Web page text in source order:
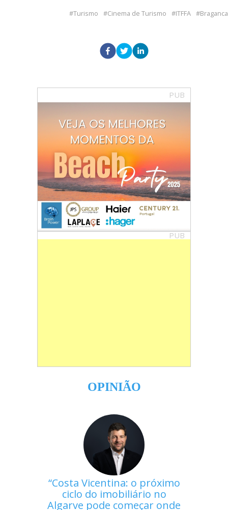
Turismo Cinema de Turismo ITFFA Braganca
PUB
PUB
OPINIÃO
Costa Vicentina: o próximo
ciclo do imobiliário no
Algarve pode começar onde